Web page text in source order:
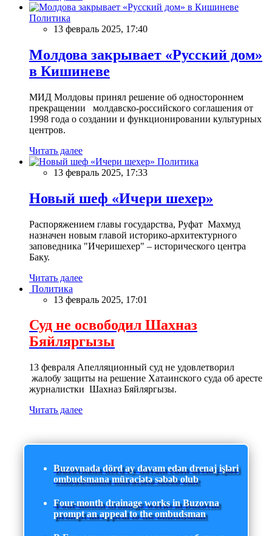
Политика
13 февраль 2025, 17:40
Молдова закрывает «Русский дом»
в Кишиневе
МИД Молдовы принял решение об одностороннем
прекращении молдавско-российского соглашения от
1998 года о создании и функционировании культурных
центров.
Читать далее
Политика
13 февраль 2025, 17:33
Новый шеф «Ичери шехер»
Распоряжением главы государства, Руфат Махмуд
назначен новым главой историко-архитектурного
заповедника "Ичеришехер" – исторического центра
Баку.
Читать далее
Политика
13 февраль 2025, 17:01
Суд не освободил Шахназ
Бяйляргызы
13 февраля Апелляционный суд не удовлетворил
жалобу защиты на решение Хатаинского суда об аресте
журналистки Шахназ Бяйляргызы.
Читать далее
Buzovnada dörd ay davam edən drenaj işləri
ombudsmana müraciətə səbəb olub
Four-month drainage works in Buzovna
prompt an appeal to the ombudsman